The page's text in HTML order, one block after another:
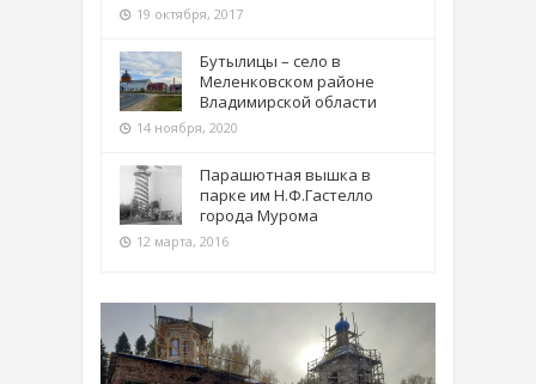
19 октября, 2017
Бутылицы – село в
Меленковском районе
Владимирской области
14 ноября, 2020
Парашютная вышка в
парке им Н.Ф.Гастелло
города Мурома
12 марта, 2016